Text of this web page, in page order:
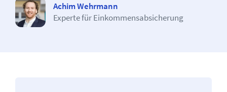
Achim Wehrmann
Experte für Einkommensabsicherung